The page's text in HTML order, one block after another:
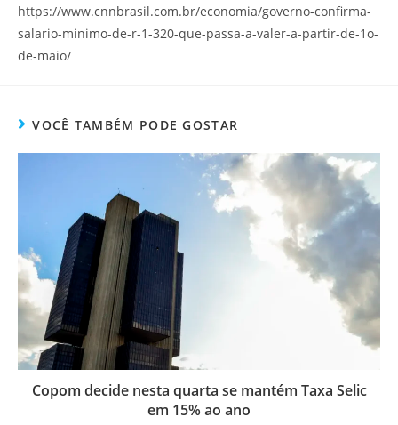
https://www.cnnbrasil.com.br/economia/governo-confirma-
salario-minimo-de-r-1-320-que-passa-a-valer-a-partir-de-1o-
de-maio/
VOCÊ TAMBÉM PODE GOSTAR
Copom decide nesta quarta se mantém Taxa Selic
em 15% ao ano